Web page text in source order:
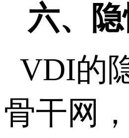
六、
VDI的
骨干网